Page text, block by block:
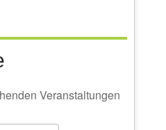
Veranstaltungen